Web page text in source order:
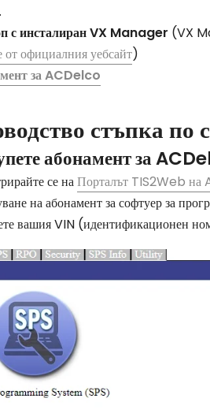
.
с инсталиран VX Manager (VX
от официалния уебсайт)
за ACDelco
стъпка по
абонамент за
се наПорталът TIS2Web на
на абонамент за софтуер за
вашия VIN (идентификационен